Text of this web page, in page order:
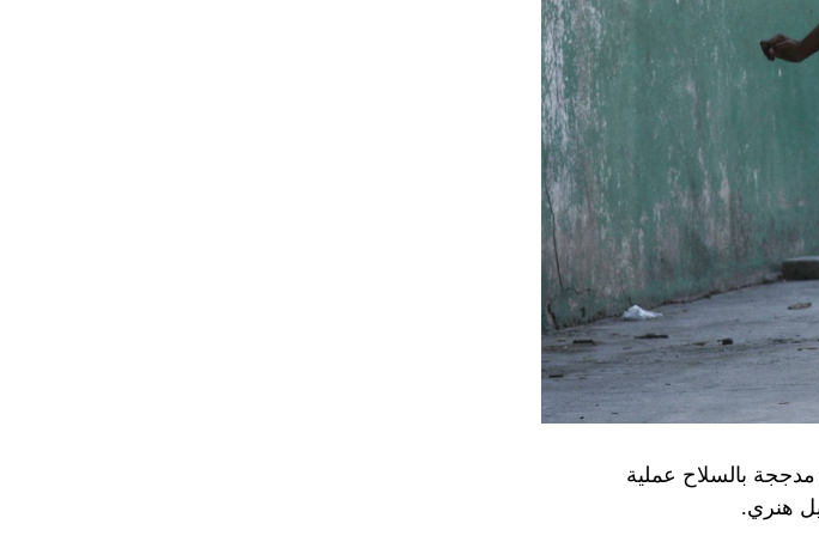
مثل رئيس جهاز
الأوكرانية
من جهاز الدولة
ويُشتبه في أن
عسكريين «مقرّبين من
أن أحد أعضاء
الصربية قبل وصوله
في يوغوسلافيا عام
في اليوم الثاني
التجارية.
بالسلاح عملية
هنري.